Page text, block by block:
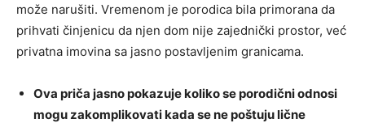
može narušiti. Vremenom je porodica bila primorana da
prihvati činjenicu da njen dom nije zajednički prostor, već
privatna imovina sa jasno postavljenim granicama.
Ova priča jasno pokazuje koliko se porodični odnosi
mogu zakomplikovati kada se ne poštuju lične